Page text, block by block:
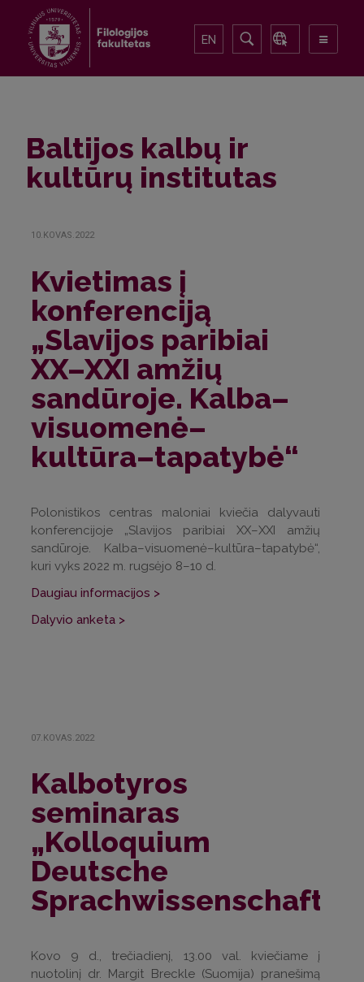
EN
Baltijos kalbų ir
kultūrų institutas
10.KOVAS.2022
Kvietimas į
konferenciją
„Slavijos paribiai
XX–XXI amžių
sandūroje. Kalba–
visuomenė–
kultūra–tapatybė“
Polonistikos centras maloniai kviečia dalyvauti
konferencijoje „Slavijos paribiai XX–XXI amžių
sandūroje. Kalba–visuomenė–kultūra–tapatybė“,
kuri vyks 2022 m. rugsėjo 8–10 d.
Daugiau informacijos >
Dalyvio anketa >
07.KOVAS.2022
Kalbotyros
seminaras
„Kolloquium
Deutsche
Sprachwissenschaft“
Kovo 9 d., trečiadienį, 13.00 val. kviečiame į
nuotolinį dr. Margit Breckle (Suomija) pranešimą